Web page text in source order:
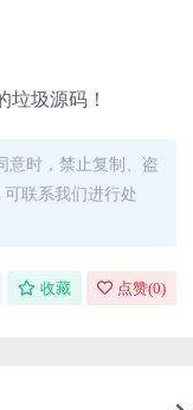
圾源码！
意时，禁止复制、盗
联系我们进行处
收藏 点赞(0)